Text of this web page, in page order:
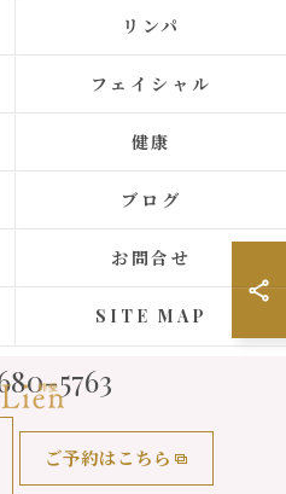
5763
ご予約はこちら
リンパ
フェイシャル
健康
ブログ
お問合せ
SITE MAP
ボダイエット&リンパケア 絆愛・リアン
RESERVED.